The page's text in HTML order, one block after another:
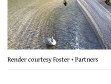
Render courtesy Foster + Partners